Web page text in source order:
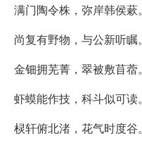
满门陶令株，弥岸韩侯蔌。
尚复有野物，与公新听瞩。
金钿拥芜菁，翠被敷苜蓿。
虾蟆能作技，科斗似可读。
棂轩俯北渚，花气时度谷。